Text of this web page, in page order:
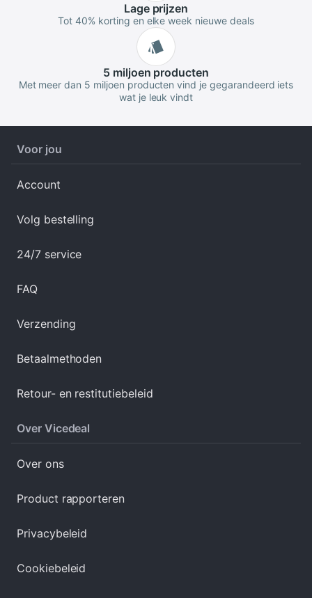
Lageprijzen
Tot 40% korting en elke week nieuwe deals
5 miljoen producten
Met meer dan 5 miljoen producten vind je gegarandeerd iets
wat je leuk vindt
Voor jou
Account
Volg bestelling
24/7 service
FAQ
Verzending
Betaalmethoden
Retour- en restitutiebeleid
Over Vicedeal
Over ons
Product rapporteren
Privacybeleid
Cookiebeleid